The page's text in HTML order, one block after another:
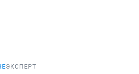
ЭКСПЕРТ